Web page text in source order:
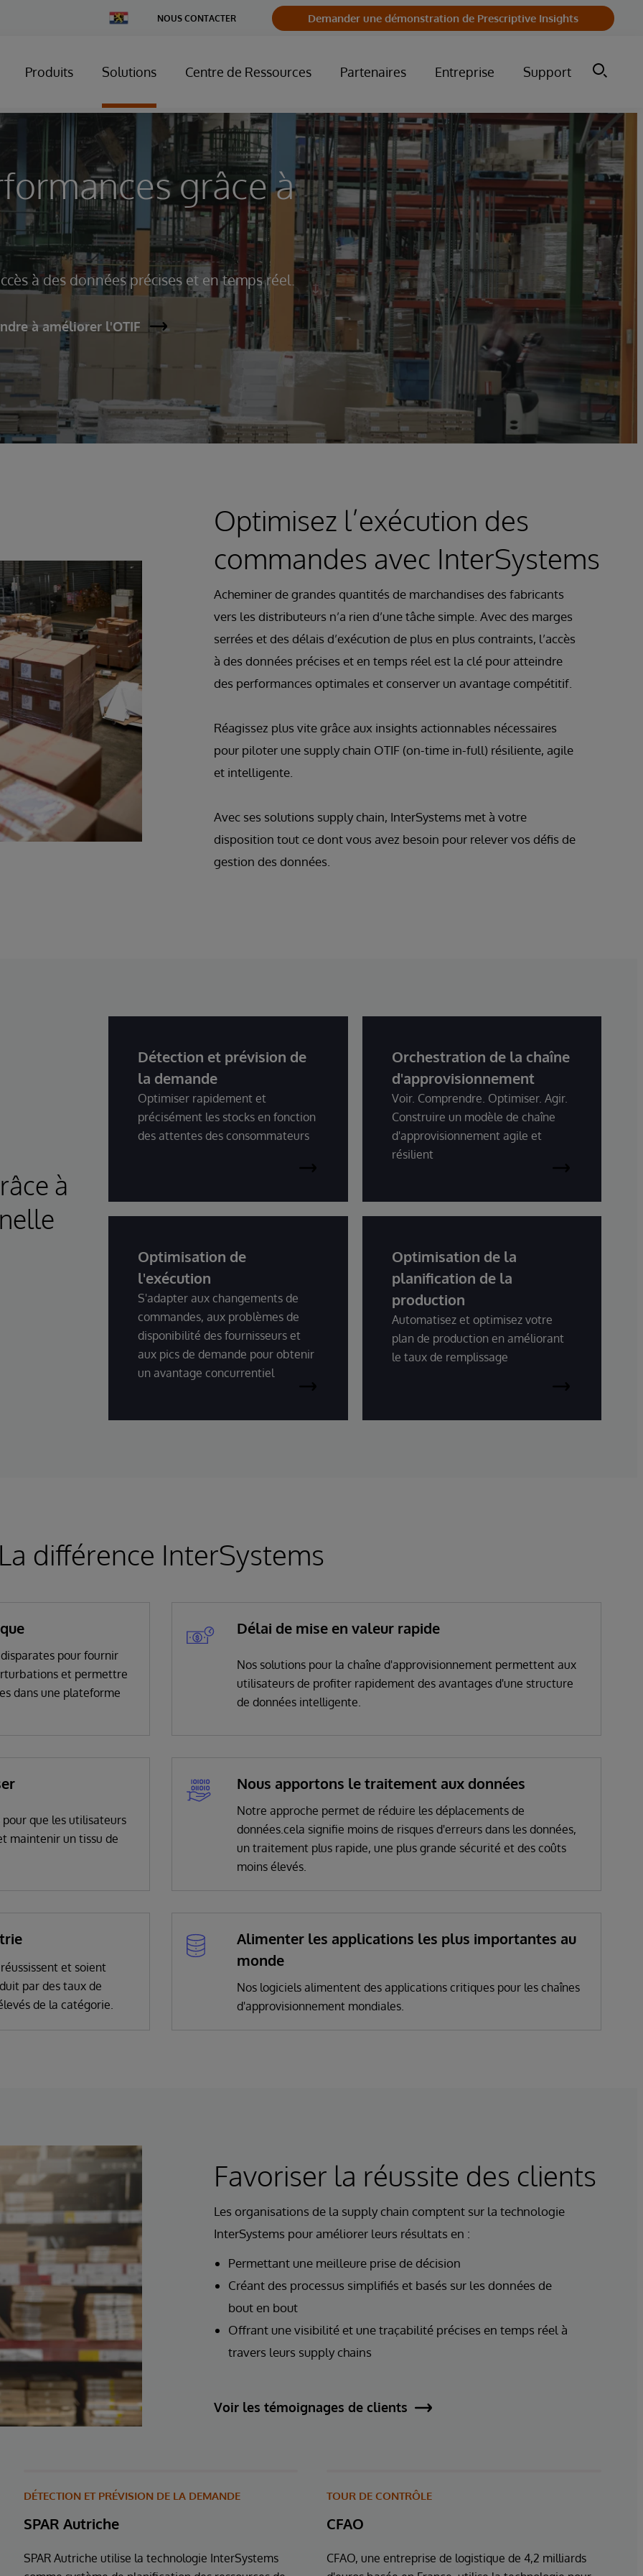
Change
Country
NOUS CONTACTER Demander une démonstration de Prescriptive Insights
Produits Solutions Centre de Ressources Partenaires Entreprise Support
grâce à
à des données précises et en temps réel.
à améliorer l'OTIF
Optimisez l’exécution des
commandes avec InterSystems
Acheminer de grandes quantités de marchandises des fabricants
vers les distributeurs n’a rien d’une tâche simple. Avec des marges
serrées et des délais d’exécution de plus en plus contraints, l’accès
à des données précises et en temps réel est la clé pour atteindre
des performances optimales et conserver un avantage compétitif.
Réagissez plus vite grâce aux insights actionnables nécessaires
pour piloter une supply chain OTIF (on-time in-full) résiliente, agile
et intelligente.
Avec ses solutions supply chain, InterSystems met à votre
disposition tout ce dont vous avez besoin pour relever vos défis de
gestion des données.
à
Détection et prévision de
la demande
Optimiser rapidement et
précisément les stocks en fonction
des attentes des consommateurs
Orchestration de la chaîne
d'approvisionnement
Voir. Comprendre. Optimiser. Agir.
Construire un modèle de chaîne
d'approvisionnement agile et
résilient
Optimisation de
l'exécution
S'adapter aux changements de
commandes, aux problèmes de
disponibilité des fournisseurs et
aux pics de demande pour obtenir
un avantage concurrentiel
Optimisation de la
planification de la
production
Automatisez et optimisez votre
plan de production en améliorant
le taux de remplissage
La différence InterSystems
pour fournir
et permettre
dans une plateforme
Délai de mise en valeur rapide
Nos solutions pour la chaîne d'approvisionnement permettent aux
utilisateurs de profiter rapidement des avantages d'une structure
de données intelligente.
que les utilisateurs
maintenir un tissu de
Nous apportons le traitement aux données
Notre approche permet de réduire les déplacements de
données.cela signifie moins de risques d'erreurs dans les données,
un traitement plus rapide, une plus grande sécurité et des coûts
moins élevés.
et soient
par des taux de
de la catégorie.
Alimenter les applications les plus importantes au
monde
Nos logiciels alimentent des applications critiques pour les chaînes
d'approvisionnement mondiales.
Favoriser la réussite des clients
Les organisations de la supply chain comptent sur la technologie
InterSystems pour améliorer leurs résultats en :
Permettant une meilleure prise de décision
Créant des processus simplifiés et basés sur les données de
bout en bout
Offrant une visibilité et une traçabilité précises en temps réel à
travers leurs supply chains
Voir les témoignages de clients
DÉTECTION ET PRÉVISION DE LA DEMANDE
SPAR Autriche
SPAR Autriche utilise la technologie InterSystems
TOUR DE CONTRÔLE
CFAO
CFAO, une entreprise de logistique de 4,2 milliards